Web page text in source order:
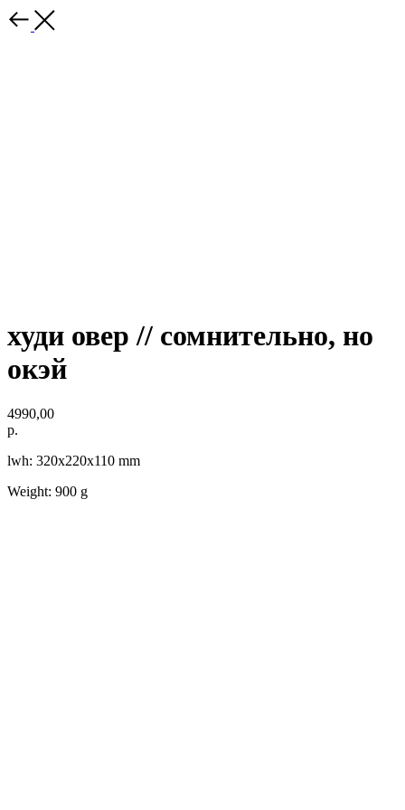
худи овер // сомнительно, но
окэй
4990,00
р.
lwh: 320x220x110 mm
Weight: 900 g